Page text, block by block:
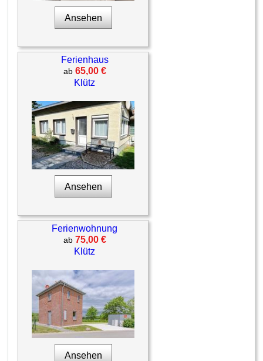
Ansehen
Ferienhaus
ab 65,00 €
Klütz
Ansehen
Ferienwohnung
ab 75,00 €
Klütz
Ansehen